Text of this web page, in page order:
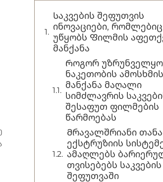
Საკვების შეფუთვის
ინოვაციები,
უწყობს Ფილმის
მანქანა
Როგორ
ნაკეთობის ამოსხმის
მანქანა მაღალი
სიმძლავრის
შესაფუთ ფილმების
წარმოებას
Მრავალშრიანი
ექსტრუზიის
ამაღლებს
თვისებებს საკვების
შეფუთვაში